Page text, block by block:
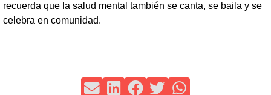
recuerda que la salud mental también se canta, se baila y se
celebra en comunidad.